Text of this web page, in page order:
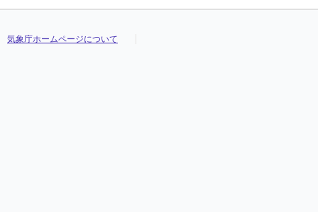
気象庁ホームページについて